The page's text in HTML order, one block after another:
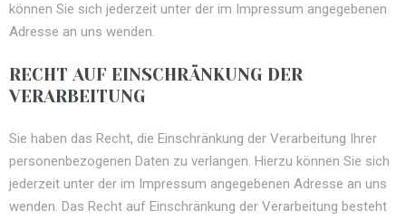
können Sie sich jederzeit unter der im Impressum angegebenen
Adresse an uns wenden.
RECHT AUF EINSCHRÄNKUNG DER
VERARBEITUNG
Sie haben das Recht, die Einschränkung der Verarbeitung Ihrer
personenbezogenen Daten zu verlangen. Hierzu können Sie sich
jederzeit unter der im Impressum angegebenen Adresse an uns
wenden. Das Recht auf Einschränkung der Verarbeitung besteht